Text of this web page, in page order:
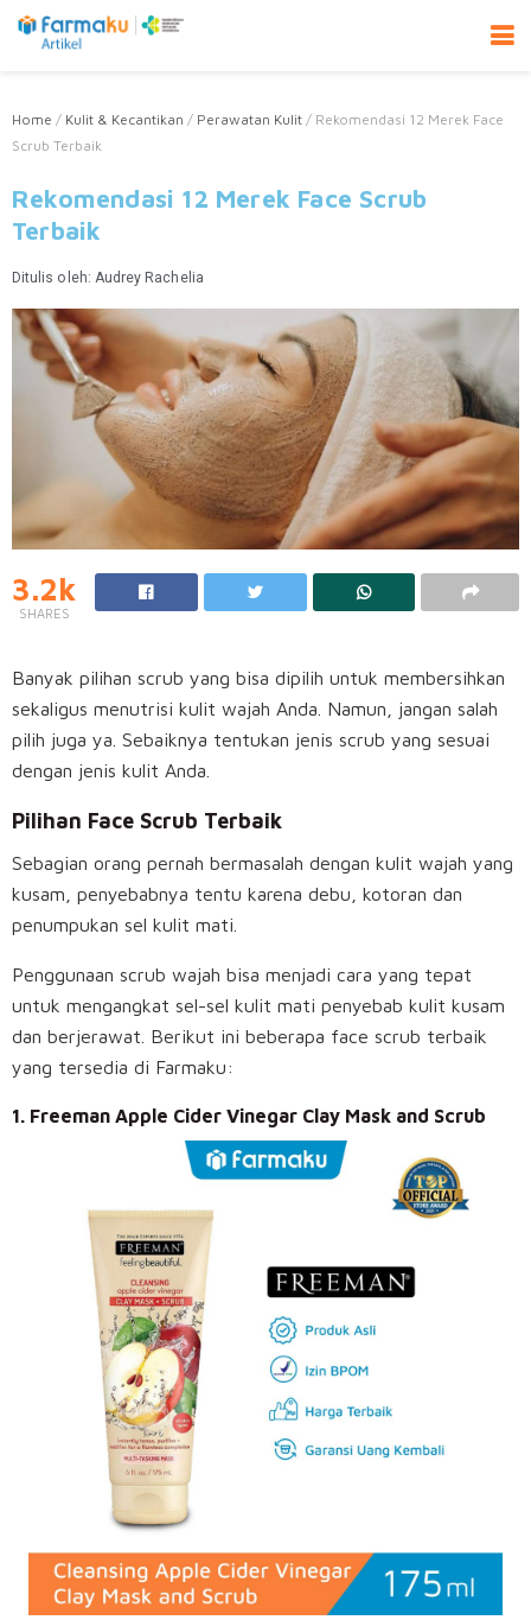
Home / Kulit & Kecantikan / Perawatan Kulit / Rekomendasi 12 Merek Face
Scrub Terbaik
Rekomendasi 12 Merek Face Scrub
Terbaik
Ditulis oleh: Audrey Rachelia
3.2k
SHARES
Banyak pilihan scrub yang bisa dipilih untuk membersihkan
sekaligus menutrisi kulit wajah Anda. Namun, jangan salah
pilih juga ya. Sebaiknya tentukan jenis scrub yang sesuai
dengan jenis kulit Anda.
Pilihan Face Scrub Terbaik
Sebagian orang pernah bermasalah dengan kulit wajah yang
kusam, penyebabnya tentu karena debu, kotoran dan
penumpukan sel kulit mati.
Penggunaan scrub wajah bisa menjadi cara yang tepat
untuk mengangkat sel-sel kulit mati penyebab kulit kusam
dan berjerawat. Berikut ini beberapa face scrub terbaik
yang tersedia di Farmaku:
1. Freeman Apple Cider Vinegar Clay Mask and Scrub